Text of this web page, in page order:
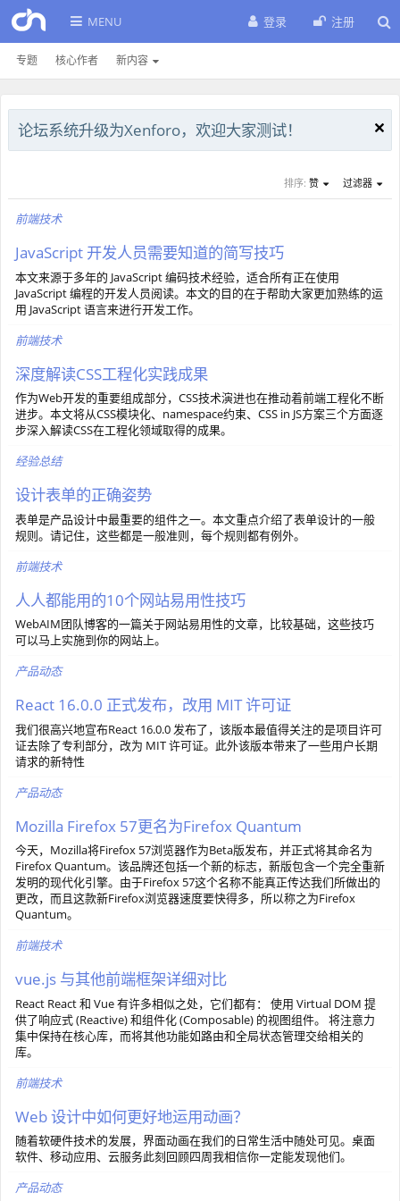
MENU
专题 核心作者 新内容
登录 注册
论坛系统升级为Xenforo，欢迎大家测试！
排序: 赞 过滤器
前端技术
JavaScript 开发人员需要知道的简写技巧
本文来源于多年的 JavaScript 编码技术经验，适合所有正在使用
JavaScript 编程的开发人员阅读。本文的目的在于帮助大家更加熟练的运
用 JavaScript 语言来进行开发工作。
前端技术
深度解读CSS工程化实践成果
作为Web开发的重要组成部分，CSS技术演进也在推动着前端工程化不断
进步。本文将从CSS模块化、namespace约束、CSS in JS方案三个方面逐
步深入解读CSS在工程化领域取得的成果。
经验总结
设计表单的正确姿势
表单是产品设计中最重要的组件之一。本文重点介绍了表单设计的一般
规则。请记住，这些都是一般准则，每个规则都有例外。
前端技术
人人都能用的10个网站易用性技巧
WebAIM团队博客的一篇关于网站易用性的文章，比较基础，这些技巧
可以马上实施到你的网站上。
产品动态
React 16.0.0 正式发布，改用 MIT 许可证
我们很高兴地宣布React 16.0.0 发布了，该版本最值得关注的是项目许可
证去除了专利部分，改为 MIT 许可证。此外该版本带来了一些用户长期
请求的新特性
产品动态
Mozilla Firefox 57更名为Firefox Quantum
今天，Mozilla将Firefox 57浏览器作为Beta版发布，并正式将其命名为
Firefox Quantum。该品牌还包括一个新的标志，新版包含一个完全重新
发明的现代化引擎。由于Firefox 57这个名称不能真正传达我们所做出的
更改，而且这款新Firefox浏览器速度要快得多，所以称之为Firefox
Quantum。
前端技术
vue.js 与其他前端框架详细对比
React React 和 Vue 有许多相似之处，它们都有： 使用 Virtual DOM 提
供了响应式 (Reactive) 和组件化 (Composable) 的视图组件。 将注意力
集中保持在核心库，而将其他功能如路由和全局状态管理交给相关的
库。
前端技术
Web 设计中如何更好地运用动画？
随着软硬件技术的发展，界面动画在我们的日常生活中随处可见。桌面
软件、移动应用、云服务此刻回顾四周我相信你一定能发现他们。
产品动态